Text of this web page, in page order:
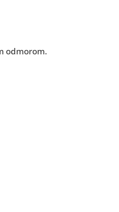
odmorom.